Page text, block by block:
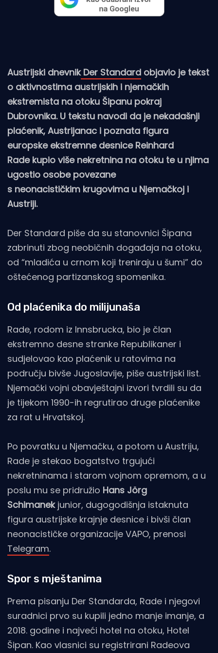
Austrijski dnevnikDer Standard objavio je tekst
o aktivnostima austrijskih i njemačkih
ekstremista na otoku Šipanu pokraj
Dubrovnika. U tekstu navodi da je nekadašnji
plaćenik, Austrijanac i poznata figura
europske ekstremne desnice Reinhard
Rade kupio više nekretnina na otoku te u njima
ugostio osobe povezane
s neonacističkim krugovima u Njemačkoj i
Austriji.
Der Standard piše da su stanovnici Šipana
zabrinuti zbog neobičnih događaja na otoku,
od “mladića u crnom koji treniraju u šumi” do
oštećenog partizanskog spomenika.
Od plaćenika do milijunaša
Rade, rodom iz Innsbrucka, bio je član
ekstremno desne stranke Republikaner i
sudjelovao kao plaćenik u ratovima na
području bivše Jugoslavije, piše austrijski list.
Njemački vojni obavještajni izvori tvrdili su da
je tijekom 1990-ih regrutirao druge plaćenike
za rat u Hrvatskoj.
Po povratku u Njemačku, a potom u Austriju,
Rade je stekao bogatstvo trgujući
nekretninama i starom vojnom opremom, a u
poslu mu se pridružio Hans Jörg
Schimanekjunior, dugogodišnja istaknuta
figura austrijske krajnje desnice i bivši član
neonacističke organizacije VAPO, prenosi
Telegram.
Spor s mještanima
Prema pisanju Der Standarda, Rade i njegovi
suradnici prvo su kupili jedno manje imanje, a
2018. godine i najveći hotel na otoku, Hotel
Šipan. Kao vlasnici su registrirani Radeova